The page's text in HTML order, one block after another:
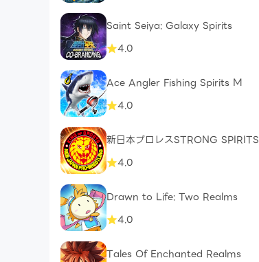
Saint Seiya: Galaxy Spirits
4.0
Ace Angler Fishing Spirits M
4.0
新日本プロレスSTRONG SPIRITS
4.0
Drawn to Life: Two Realms
4.0
Tales Of Enchanted Realms